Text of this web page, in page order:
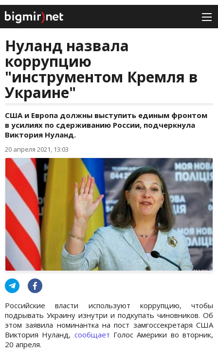
Нуланд назвала
коррупцию
"инструментом Кремля в
Украине"
США и Европа должны выступить единым фронтом
в усилиях по сдерживанию России, подчеркнула
Виктория Нуланд.
20 апреля 2021, 13:03
Российские власти используют коррупцию, чтобы
подрывать Украину изнутри и подкупать чиновников. Об
этом заявила номинантка на пост замгоссекретаря США
Виктория Нуланд, сообщает Голос Америки во вторник,
20 апреля.